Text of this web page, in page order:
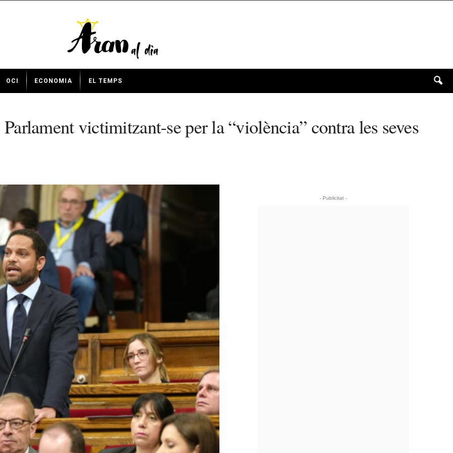
OCI ECONOMIA EL TEMPS
victimitzant-se per la “violència” contra les seves
- Publicitat -